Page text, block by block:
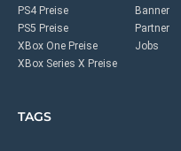
PS4 Preise
PS5 Preise
XBox One Preise
XBox Series X Preise
Banner
Partner
Jobs
TAGS